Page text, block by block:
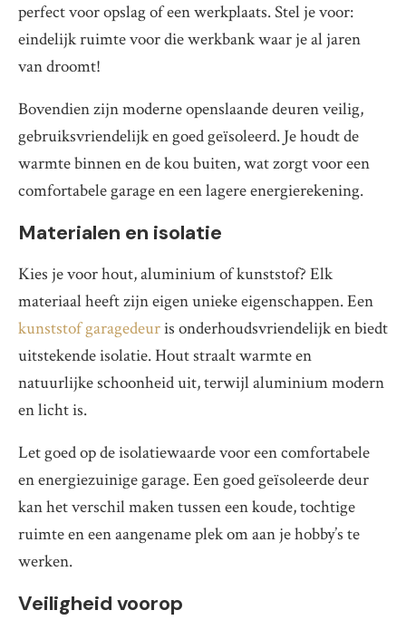
perfect voor opslag of een werkplaats. Stel je voor:
eindelijk ruimte voor die werkbank waar je al jaren
van droomt!
Bovendien zijn moderne openslaande deuren veilig,
gebruiksvriendelijk en goed geïsoleerd. Je houdt de
warmte binnen en de kou buiten, wat zorgt voor een
comfortabele garage en een lagere energierekening.
Materialen en isolatie
Kies je voor hout, aluminium of kunststof? Elk
materiaal heeft zijn eigen unieke eigenschappen. Een
kunststof garagedeuris onderhoudsvriendelijk en biedt
uitstekende isolatie. Hout straalt warmte en
natuurlijke schoonheid uit, terwijl aluminium modern
en licht is.
Let goed op de isolatiewaarde voor een comfortabele
en energiezuinige garage. Een goed geïsoleerde deur
kan het verschil maken tussen een koude, tochtige
ruimte en een aangename plek om aan je hobby’s te
werken.
Veiligheid voorop